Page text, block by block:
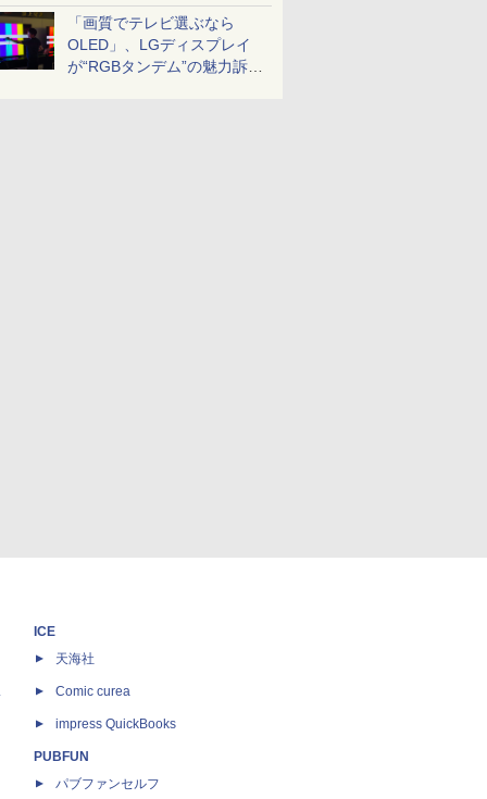
「画質でテレビ選ぶなら
OLED」、LGディスプレイ
が“RGBタンデム”の魅力訴
ICE
天海社
Comic curea
impress QuickBooks
PUBFUN
パブファンセルフ